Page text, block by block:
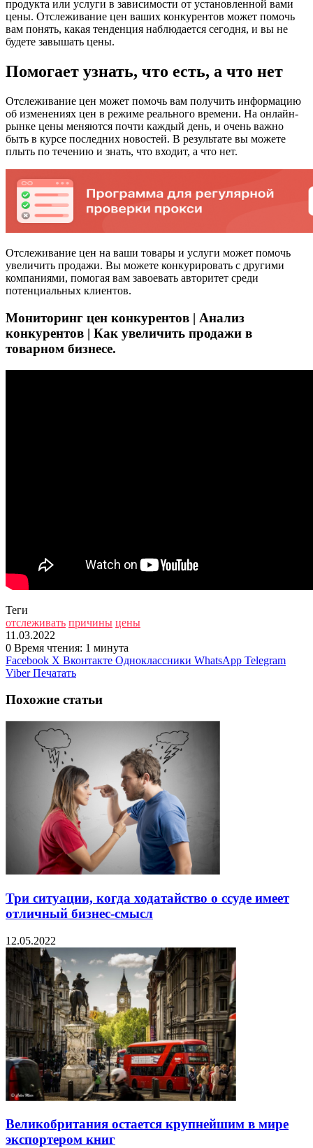
продукта или услуги в зависимости от установленной вами
цены. Отслеживание цен ваших конкурентов может помочь
вам понять, какая тенденция наблюдается сегодня, и вы не
будете завышать цены.
Помогает узнать, что есть, а что нет
Отслеживание цен может помочь вам получить информацию
об изменениях цен в режиме реального времени. На онлайн-
рынке цены меняются почти каждый день, и очень важно
быть в курсе последних новостей. В результате вы можете
плыть по течению и знать, что входит, а что нет.
Отслеживание цен на ваши товары и услуги может помочь
увеличить продажи. Вы можете конкурировать с другими
компаниями, помогая вам завоевать авторитет среди
потенциальных клиентов.
Мониторинг цен конкурентов | Анализ
конкурентов | Как увеличить продажи в
товарном бизнесе.
Теги
отслеживать причины цены
11.03.2022
0 Время чтения: 1 минута
Facebook X Вконтакте Одноклассники WhatsApp Telegram
Viber Печатать
Похожие статьи
Три ситуации, когда ходатайство о ссуде имеет
отличный бизнес-смысл
12.05.2022
Великобритания остается крупнейшим в мире
экспортером книг